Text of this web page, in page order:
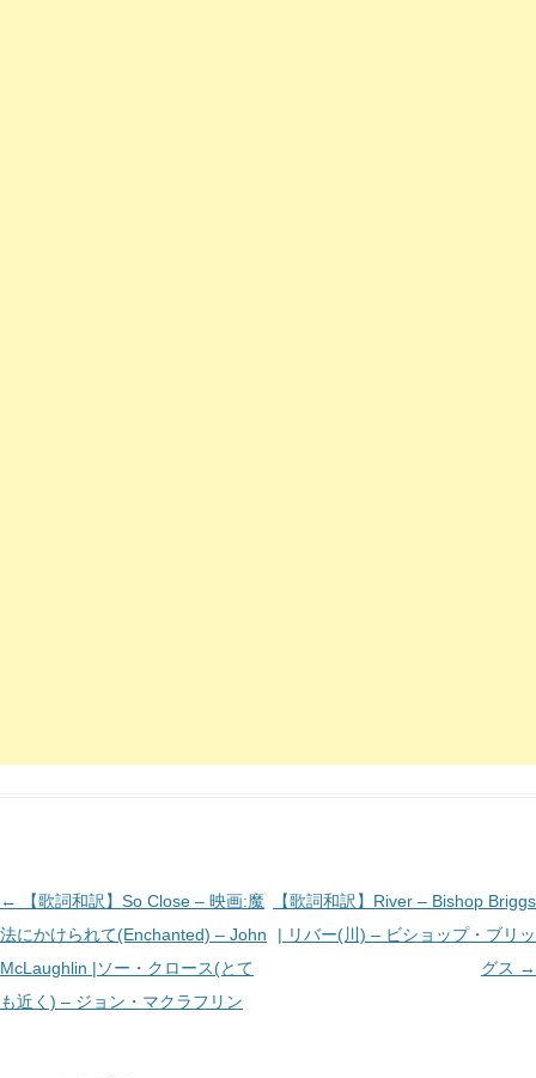
投
稿
ナ
ビ
←
【歌詞和訳】So Close – 映画:魔
法にかけられて(Enchanted) – John
McLaughlin |ソー・クロース(とて
も近く) – ジョン・マクラフリン
【歌詞和訳】River – Bishop Briggs
| リバー(川) – ビショップ・ブリッ
グス →